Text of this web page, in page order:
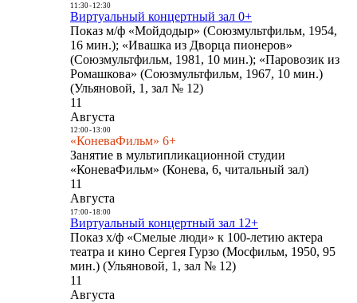
11:30- 12:30
Виртуальный концертный зал 0+
Показ м/ф «Мойдодыр» (Союзмультфильм, 1954,
16 мин.); «Ивашка из Дворца пионеров»
(Союзмультфильм, 1981, 10 мин.); «Паровозик из
Ромашкова» (Союзмультфильм, 1967, 10 мин.)
(Ульяновой, 1, зал № 12)
11
Августа
12:00- 13:00
«КоневаФильм» 6+
Занятие в мультипликационной студии
«КоневаФильм» (Конева, 6, читальный зал)
11
Августа
17:00- 18:00
Виртуальный концертный зал 12+
Показ х/ф «Смелые люди» к 100-летию актера
театра и кино Сергея Гурзо (Мосфильм, 1950, 95
мин.) (Ульяновой, 1, зал № 12)
11
Августа